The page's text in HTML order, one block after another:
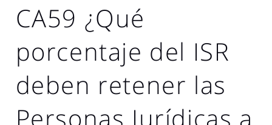
CA59 ¿Qué
porcentaje del ISR
deben retener las
Personas Jurídicas a